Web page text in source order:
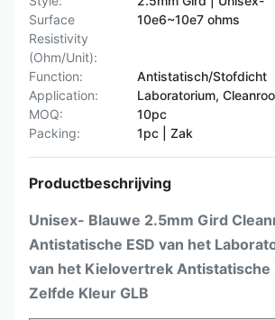
Surface
Resistivity
(Ohm/Unit):
10e6~10e7 ohms
Function:
Antistatisch/Stofdicht
Application:
Laboratorium,
MOQ:
10pc
Packing:
1pc | Zak
Productbeschrijving
Unisex- Blauwe 2.5mm Gird
Antistatische ESD van het
van het Kielovertrek Antistatische
Zelfde Kleur GLB